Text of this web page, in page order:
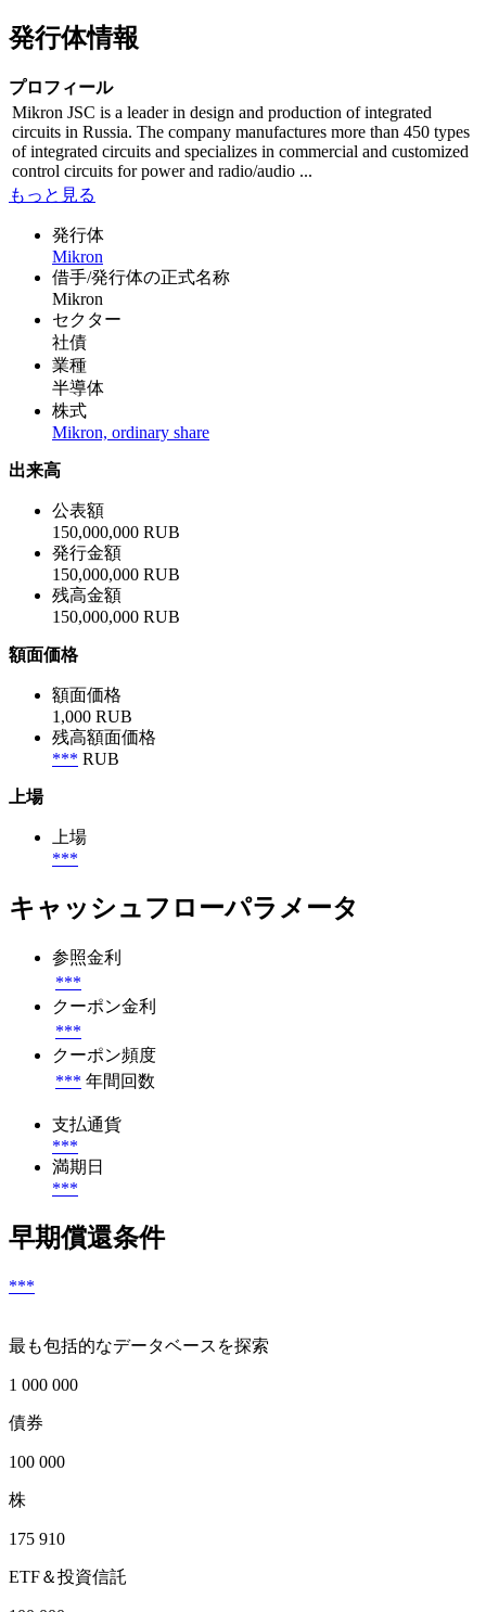
発行体情報
プロフィール
Mikron JSC is a leader in design and production of integrated
circuits in Russia. The company manufactures more than 450 types
of integrated circuits and specializes in commercial and customized
control circuits for power and radio/audio ...
もっと見る
発行体
Mikron
借手/発行体の正式名称
Mikron
セクター
社債
業種
半導体
株式
Mikron, ordinary share
出来高
公表額
150,000,000 RUB
発行金額
150,000,000 RUB
残高金額
150,000,000 RUB
額面価格
額面価格
1,000 RUB
残高額面価格
*** RUB
上場
上場
***
キャッシュフローパラメータ
参照金利
***
クーポン金利
***
クーポン頻度
*** 年間回数
支払通貨
***
満期日
***
早期償還条件
***
最も包括的なデータベースを探索
1 000 000
債券
100 000
株
175 910
ETF＆投資信託